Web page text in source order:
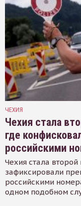
ЧЕХИЯ
Чехия стала
где
российскими
Чехия стала
зафиксировали
российскими
одном подобном